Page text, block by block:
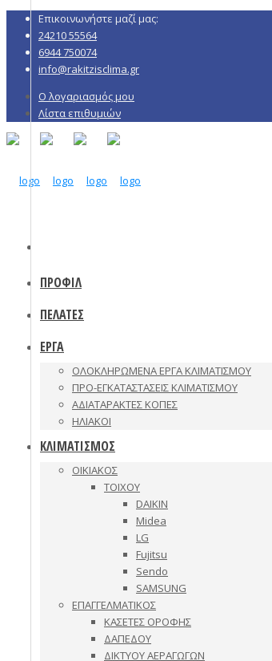
Επικοινωνήστε μαζί μας:
24210 55564
6944 750074
info@rakitzisclima.gr
Ο λογαριασμός μου
Λίστα επιθυμιών
ΠΡΟΦΙΛ
ΠΕΛΑΤΕΣ
ΕΡΓΑ
ΟΛΟΚΛΗΡΩΜΕΝΑ ΕΡΓΑ ΚΛΙΜΑΤΙΣΜΟΥ
ΠΡΟ-ΕΓΚΑΤΑΣΤΑΣΕΙΣ ΚΛΙΜΑΤΙΣΜΟΥ
ΑΔΙΑΤΑΡΑΚΤΕΣ ΚΟΠΕΣ
ΗΛΙΑΚΟΙ
ΚΛΙΜΑΤΙΣΜΟΣ
ΟΙΚΙΑΚΟΣ
ΤΟΙΧΟΥ
DAIKIN
Midea
LG
Fujitsu
Sendo
SAMSUNG
ΕΠΑΓΓΕΛΜΑΤΙΚΟΣ
ΚΑΣΕΤΕΣ ΟΡΟΦΗΣ
ΔΑΠΕΔΟΥ
ΔΙΚΤΥΟΥ ΑΕΡΑΓΩΓΩΝ